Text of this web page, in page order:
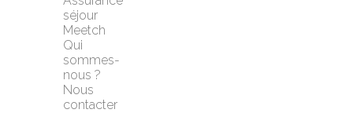
séjour
Meetch
Qui
sommes-
nous ?
Nous
contacter